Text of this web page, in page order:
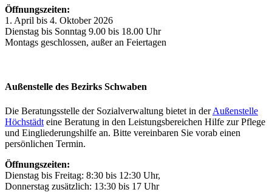
Öffnungszeiten:
1. April bis 4. Oktober 2026
Dienstag bis Sonntag 9.00 bis 18.00 Uhr
Montags geschlossen, außer an Feiertagen
Außenstelle des Bezirks Schwaben
Die Beratungsstelle der Sozialverwaltung bietet in derAußenstelle
Höchstädt eine Beratung in den Leistungsbereichen Hilfe zur Pflege
und Eingliederungshilfe an. Bitte vereinbaren Sie vorab einen
persönlichen Termin.
Öffnungszeiten:
Dienstag bis Freitag: 8:30 bis 12:30 Uhr,
Donnerstag zusätzlich: 13:30 bis 17 Uhr